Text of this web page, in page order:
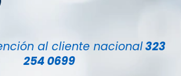
al cliente nacional323
254 0699